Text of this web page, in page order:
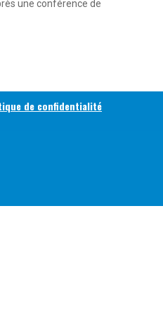
une conférence de
de confidentialité